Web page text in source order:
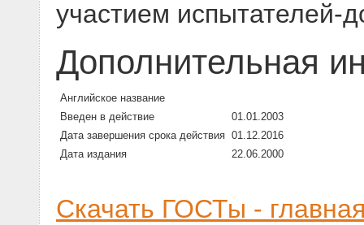
участием испытателей-
Дополнительная
Английское название
Введен в действие
01.01.2003
Дата завершения срока действия 01.12.2016
Дата издания
22.06.2000
Скачать ГОСТы -